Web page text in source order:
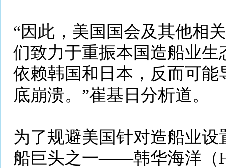
“因此，美国国会及其他相
们致力于重振本国造船业
依赖韩国和日本，反而可
底崩溃。”崔基日分析道。
为了规避美国针对造船业
船巨头之一——韩华海洋（